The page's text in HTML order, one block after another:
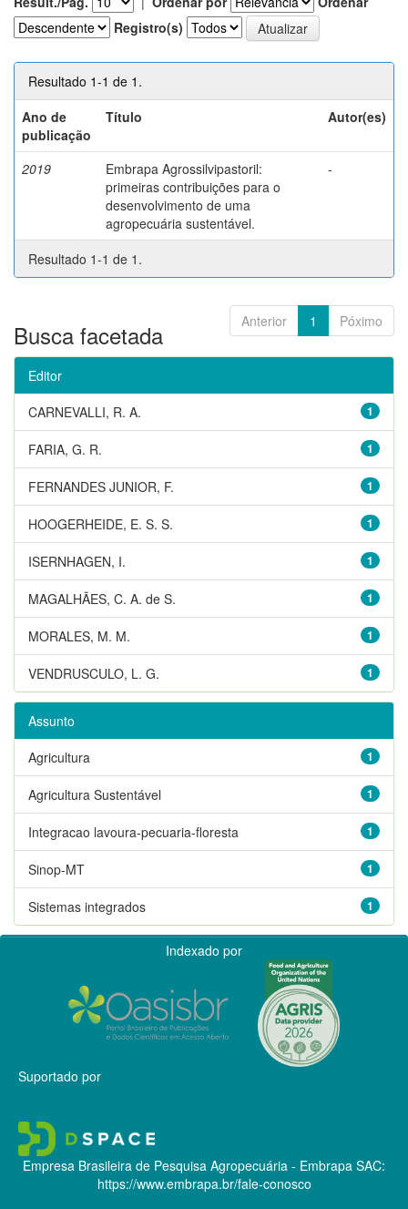
Registro(s)
Resultado 1-1 de 1.
Ano de
publicação
Título Autor(es)
2019
Embrapa Agrossilvipastoril:
primeiras contribuições para o
desenvolvimento de uma
agropecuária sustentável.
-
Resultado 1-1 de 1.
Anterior 1 Póximo
Busca facetada
Editor
1
CARNEVALLI, R. A.
1
FARIA, G. R.
1
FERNANDES JUNIOR, F.
1
HOOGERHEIDE, E. S. S.
1
ISERNHAGEN, I.
1
MAGALHÃES, C. A. de S.
1
MORALES, M. M.
1
VENDRUSCULO, L. G.
Assunto
1
Agricultura
1
Agricultura Sustentável
1
Integracao lavoura-pecuaria-floresta
1
Sinop-MT
1
Sistemas integrados
Indexado por
Suportado por
Empresa Brasileira de Pesquisa Agropecuária - Embrapa SAC:
https://www.embrapa.br/fale-conosco